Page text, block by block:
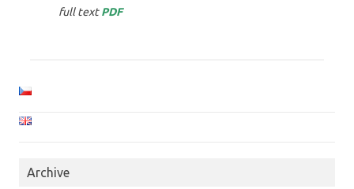
full textPDF
Archive